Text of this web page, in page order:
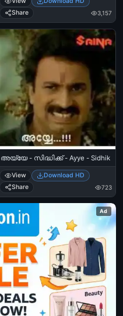
Athippara Ammachi... Enthellaam
Kaananam Ini - Jagathy Sreekumar
in Yodha
Share
3,157
അയ്യേ - സിദ്ധിക്ക് - Ayye - Sidhik
View
Download HD
Share
723
Ad